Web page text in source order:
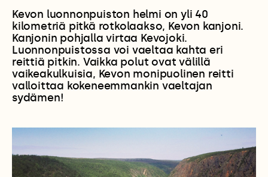
Kevon luonnonpuiston helmi on yli 40
kilometriä pitkä rotkolaakso, Kevon kanjoni.
Kanjonin pohjalla virtaa Kevojoki.
Luonnonpuistossa voi vaeltaa kahta eri
reittiä pitkin. Vaikka polut ovat välillä
vaikeakulkuisia, Kevon monipuolinen reitti
valloittaa kokeneemmankin vaeltajan
sydämen!